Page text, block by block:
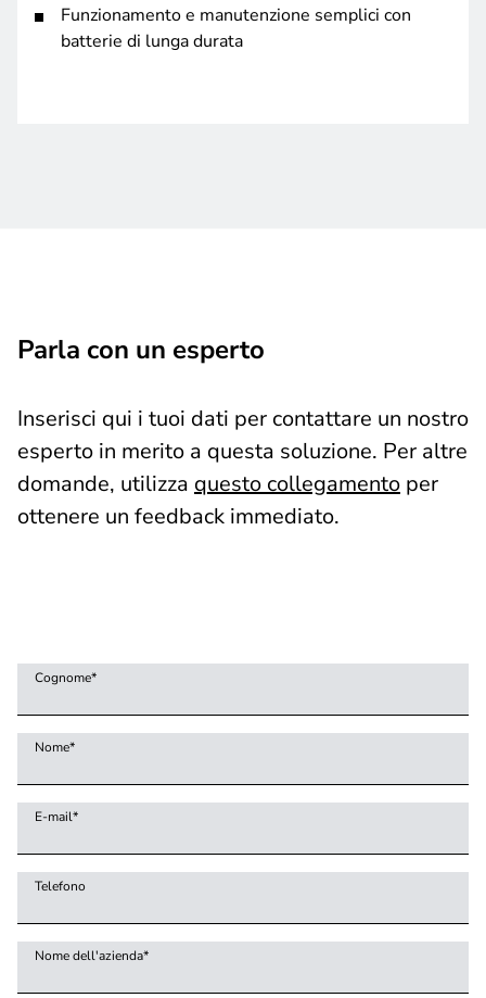
Funzionamento e manutenzione semplici con
batterie di lunga durata
Parla con un esperto
Inserisci qui i tuoi dati per contattare un nostro
esperto in merito a questa soluzione. Per altre
domande, utilizza questo collegamento per
ottenere un feedback immediato.
Cognome*
Nome*
E-mail*
Telefono
Nome dell'azienda*